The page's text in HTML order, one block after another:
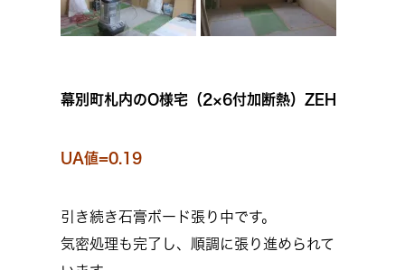
幕別町札内のO様宅（2×6付加断熱）ZEH
UA値=0.19
引き続き石膏ボード張り中です。
気密処理も完了し、順調に張り進められて